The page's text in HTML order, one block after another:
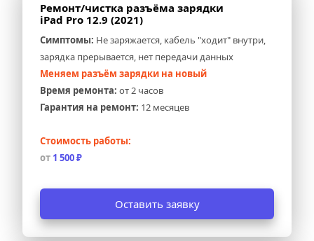
Ремонт/чистка разъёма зарядки
iPad Pro 12.9 (2021)
Симптомы: Не заряжается, кабель "ходит" внутри,
зарядка прерывается, нет передачи данных
Меняем разъём зарядки на новый
Время ремонта: от 2 часов
Гарантия на ремонт: 12 месяцев
Стоимость работы:
от 1 500 ₽
Оставить заявку